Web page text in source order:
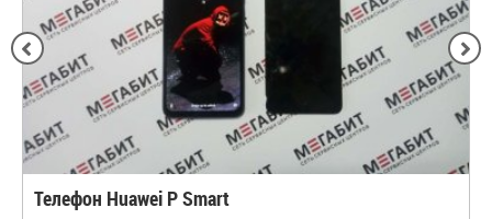
Телефон Huawei P Smart